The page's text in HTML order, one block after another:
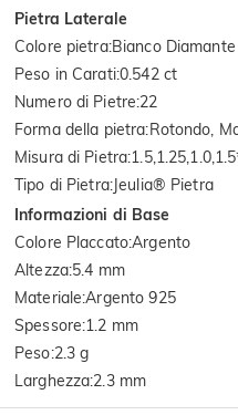
Pietra Laterale
Colore pietra:Bianco Diamante
Peso in Carati:0.542 ct
Numero di Pietre:22
Forma della pietra:Rotondo,
Misura di Pietra:
Tipo di Pietra:Jeulia® Pietra
Informazioni di Base
Colore Placcato:Argento
Altezza:5.4 mm
Materiale:Argento 925
Spessore:1.2 mm
Peso:2.3 g
Larghezza:2.3 mm